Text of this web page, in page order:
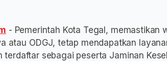
- Pemerintah Kota Tegal, memastikan
atau ODGJ, tetap mendapatkan
terdaftar sebagai peserta Jaminan